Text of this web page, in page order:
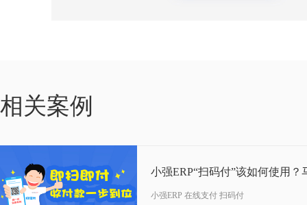
相关案例
04-21
2017
小强ERP“扫码付”该如何使用？
小强ERP 在线支付 扫码付